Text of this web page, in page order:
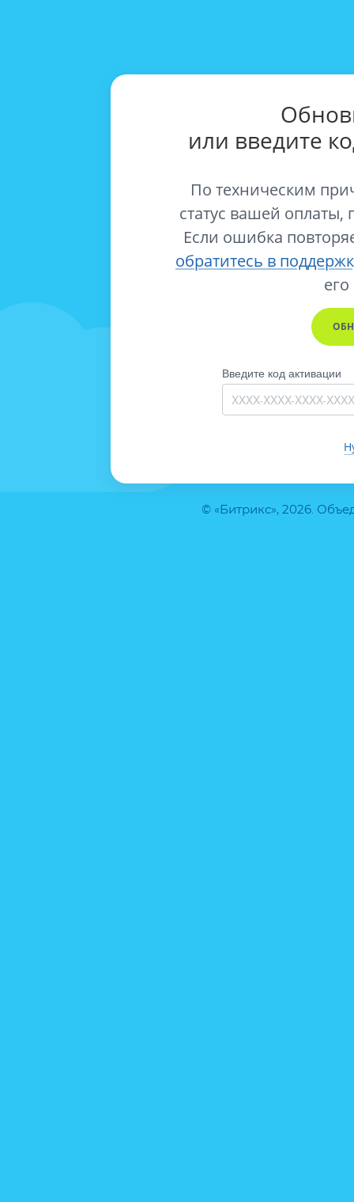
© «Битрикс», 2026.
или введите
По техническим
статус вашей оплаты,
Если ошибка
обратитесь в
его
Введите код активации